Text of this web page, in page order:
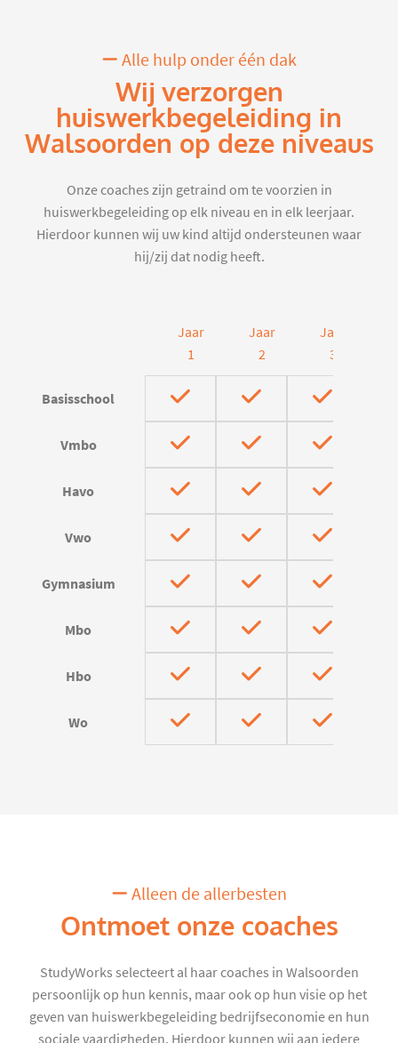
Alle hulp onder één dak
Wij verzorgen
huiswerkbegeleiding in
Walsoorden op deze niveaus
Onze coaches zijn getraind om te voorzien in
huiswerkbegeleiding op elk niveau en in elk leerjaar.
Hierdoor kunnen wij uw kind altijd ondersteunen waar
hij/zij dat nodig heeft.
Jaar
1
Jaar
2
Jaar
3
Basisschool
Vmbo
Havo
Vwo
Gymnasium
Mbo
Hbo
Wo
Alleen de allerbesten
Ontmoet onze coaches
StudyWorks selecteert al haar coaches in Walsoorden
persoonlijk op hun kennis, maar ook op hun visie op het
geven van huiswerkbegeleiding bedrijfseconomie en hun
sociale vaardigheden. Hierdoor kunnen wij aan iedere